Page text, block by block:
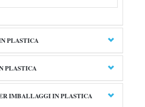
PLASTICA
PLASTICA
IMBALLAGGI IN PLASTICA